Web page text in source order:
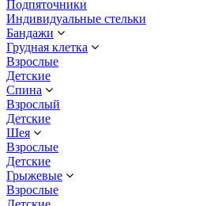
Подпяточники
Индивидуальные стельки
Бандажи
Грудная клетка
Взрослые
Детские
Спина
Взрослый
Детские
Шея
Взрослые
Детские
Грыжевые
Взрослые